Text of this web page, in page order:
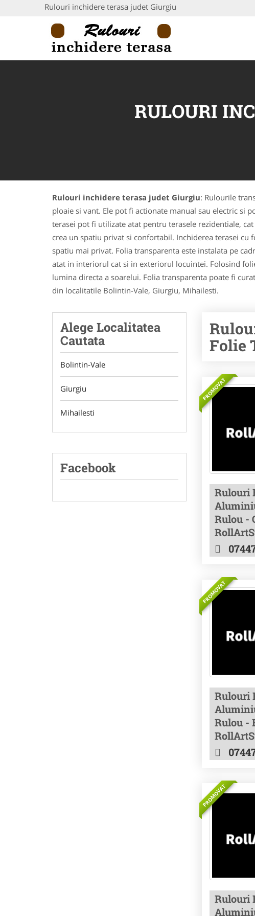
Rulouri inchidere terasa judet Giurgiu
RULOURI
Rulouri inchidere terasa judet Giurgiu: Rulourile
ploaie si vant. Ele pot fi actionate manual sau electric si
terasei pot fi utilizate atat pentru terasele rezidentiale,
crea un spatiu privat si confortabil. Inchiderea terasei
spatiu mai privat. Folia transparenta este instalata pe
atat in interiorul cat si in exteriorul locuintei. Folosind
lumina directa a soarelui. Folia transparenta poate fi
din localitatile Bolintin-Vale, Giurgiu, Mihailesti.
Alege Localitatea
Cautata
Bolintin-Vale
Giurgiu
Mihailesti
Facebook
Folie
PROMOVAT
Rulouri
Rulou -
PROMOVAT
Rulouri
Rulou -
PROMOVAT
Rulouri